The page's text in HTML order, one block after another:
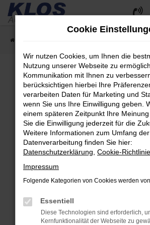
Zum
springen
Fehler: Network Error
Beim Laden ist ein Fehler
Hier sind ein paar Tipps, die dir
Überprüfe deine Firewall und
Internetverbindung.
Laden andere Webseiten, zum
Suchmaschine?
Prüfe deine
Manche Erweiterungen, wie
können das Laden bestimmter
verhindern. Funktioniert die Seite
Cookie
Wir nutzen Cookies, um Ihnen die
Nutzung unserer Webseite zu
Kommunikation mit Ihnen zu
berücksichtigen hierbei Ihre
verarbeiten Daten für Marketing und
wenn Sie uns Ihre Einwilligung geben.
einem späteren Zeitpunkt Ihre
Sie die Einwilligung jederzeit für die
Weitere Informationen zum Umfang der
Datenverarbeitung finden Sie hier:
Datenschutzerklärung Cookie-Richtlinie
Impressum
Folgende Kategorien von Cookies werden
Essentiell
Diese Technologien sind erforderlich,
Kernfunktionalität der Webseite zu